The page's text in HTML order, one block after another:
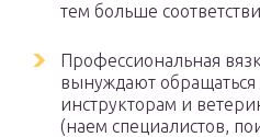
тем больше
Профессиональная
вынуждают
инструкторам и
(наем специалистов,